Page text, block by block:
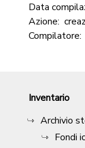
Data
Azione:
Compilatore:
Inventario
Archivio
Fondi